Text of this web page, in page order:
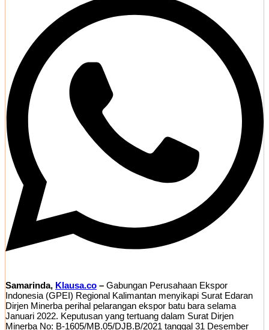
Samarinda, Klausa.co – Gabungan Perusahaan Ekspor
Indonesia (GPEI) Regional Kalimantan menyikapi Surat Edaran
Dirjen Minerba perihal pelarangan ekspor batu bara selama
Januari 2022. Keputusan yang tertuang dalam Surat Dirjen
Minerba No: B-1605/MB.05/DJB.B/2021 tanggal 31 Desember